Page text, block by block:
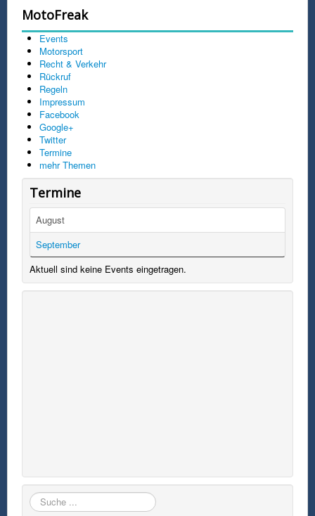
MotoFreak
Events
Motorsport
Recht & Verkehr
Rückruf
Regeln
Impressum
Facebook
Google+
Twitter
Termine
mehr Themen
Termine
August
September
Aktuell sind keine Events eingetragen.
Suchen